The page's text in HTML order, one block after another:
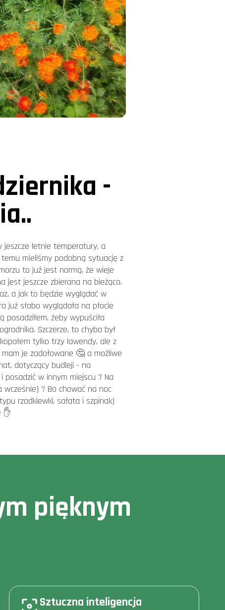
-
jeszcze letnie temperatury, a
mieliśmy podobną sytuację z
to już jest normą, że wieje
jest jeszcze zbierana na bieżąco.
a jak to będzie wyglądać w
już słabo wyglądała na płocie
posadziłem, żeby wypuściła
Szczerze, to chyba był
tylko trzy lawendy, ale z
je zadołowane 🤔 a możliwe
dotyczący budleji - na
w innym miejscu ? Na
? Bo chować na noc
rzodkiewki, sałata i szpinak)
✋
pięknym
Sztuczna inteligencja